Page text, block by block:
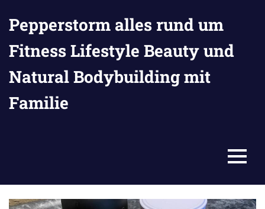
Inhalt
springen
Pepperstorm alles rund um
Fitness Lifestyle Beauty und
Natural Bodybuilding mit
Familie
MENU